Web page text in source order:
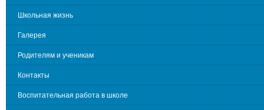
Школьная жизнь
Галерея
Родителям и ученикам
Контакты
Воспитательная работа в школе